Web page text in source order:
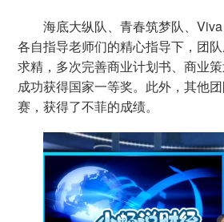
海底大纵队、青春筑梦队、
各自指导老师们的精心指导下，团
求精，多次完善商业计划书、商业
成功获得国家一等奖。 此外，其他
赛，获得了不菲的成绩。